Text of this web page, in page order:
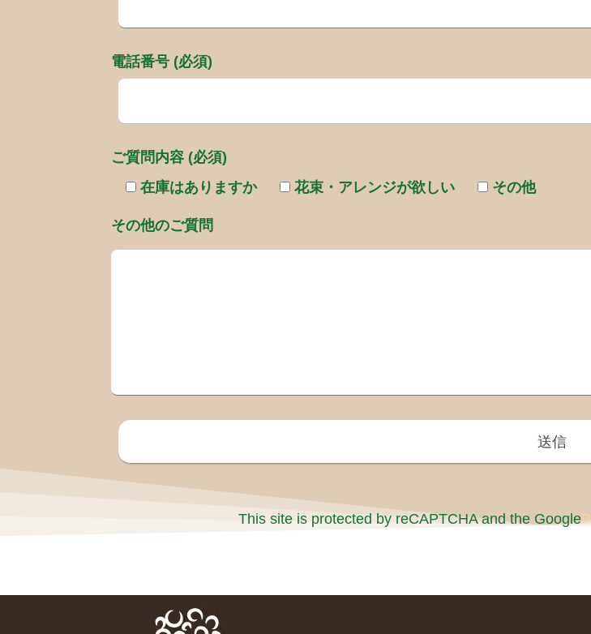
電話番号 (必須)
ご質問内容 (必須)
在庫はありますか
花束・アレンジが欲しい その他
その他のご質問
This site is protected by reCAPTCHA and the Google